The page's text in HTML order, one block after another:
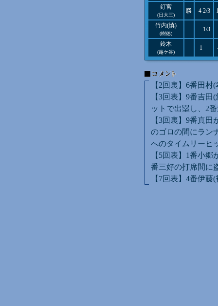
釘宮
(日大三)
勝 4 2/3
竹内(慎)
(樹徳)
1/3
鈴木
(越ケ谷)
1
【2回裏】6番田
【3回表】9番吉
ットで出塁し、2
【3回裏】9番真
のゴロの間にラン
へのタイムリーヒ
【5回表】1番小
番三好の打席間に
【7回表】4番伊